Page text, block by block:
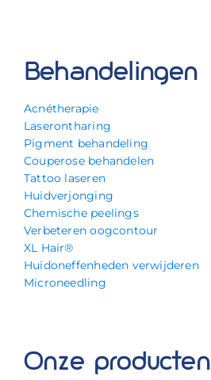
Behandelingen
Acnétherapie
Laserontharing
Pigment behandeling
Couperose behandelen
Tattoo laseren
Huidverjonging
Chemische peelings
Verbeteren oogcontour
XL Hair®
Huidoneffenheden verwijderen
Microneedling
Onze producten